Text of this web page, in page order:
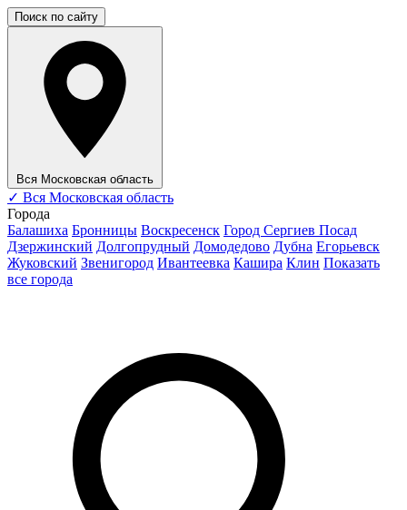
Поиск по сайту
Вся Московская область
✓ Вся Московская область
Города
Балашиха Бронницы Воскресенск Город Сергиев Посад
Дзержинский Долгопрудный Домодедово Дубна Егорьевск
Жуковский Звенигород Ивантеевка Кашира Клин Показать
все города